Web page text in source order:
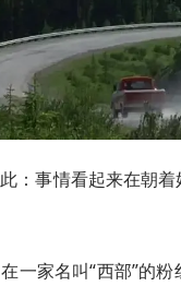
：事情看起来在朝
一家名叫“西部”的